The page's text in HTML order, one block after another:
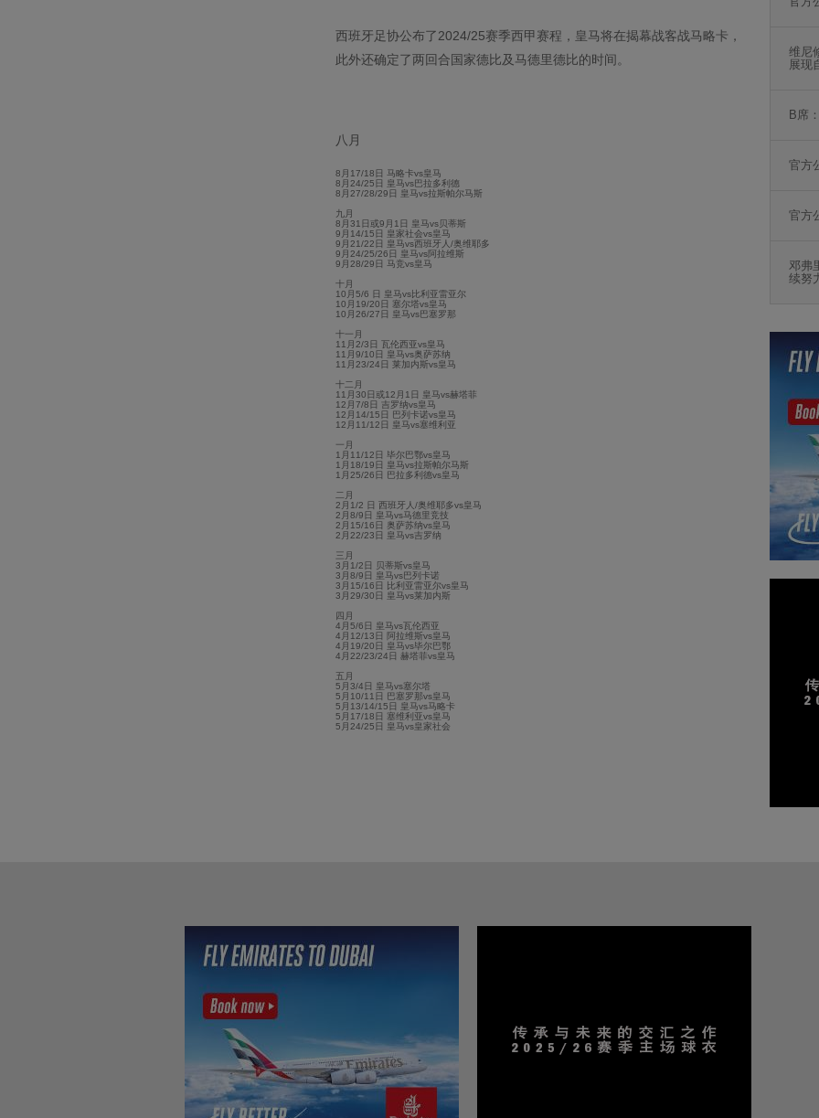
西班牙足协公布了2024/25赛季西甲赛程，皇马将在揭幕战客战马略卡，
此外还确定了两回合国家德比及马德里德比的时间。
八月
8月17/18日 马略卡vs皇马
8月24/25日 皇马vs巴拉多利德
8月27/28/29日 皇马vs拉斯帕尔马斯
九月
8月31日或9月1日 皇马vs贝蒂斯
9月14/15日 皇家社会vs皇马
9月21/22日 皇马vs西班牙人/奥维耶多
9月24/25/26日 皇马vs阿拉维斯
9月28/29日 马竞vs皇马
十月
10月5/6 日 皇马vs比利亚雷亚尔
10月19/20日 塞尔塔vs皇马
10月26/27日 皇马vs巴塞罗那
十一月
11月2/3日 瓦伦西亚vs皇马
11月9/10日 皇马vs奥萨苏纳
11月23/24日 莱加内斯vs皇马
十二月
11月30日或12月1日 皇马vs赫塔菲
12月7/8日 吉罗纳vs皇马
12月14/15日 巴列卡诺vs皇马
12月11/12日 皇马vs塞维利亚
一月
1月11/12日 毕尔巴鄂vs皇马
1月18/19日 皇马vs拉斯帕尔马斯
1月25/26日 巴拉多利德vs皇马
二月
2月1/2 日 西班牙人/奥维耶多vs皇马
2月8/9日 皇马vs马德里竞技
2月15/16日 奥萨苏纳vs皇马
2月22/23日 皇马vs吉罗纳
三月
3月1/2日 贝蒂斯vs皇马
3月8/9日 皇马vs巴列卡诺
3月15/16日 比利亚雷亚尔vs皇马
3月29/30日 皇马vs莱加内斯
四月
4月5/6日 皇马vs瓦伦西亚
4月12/13日 阿拉维斯vs皇马
4月19/20日 皇马vs毕尔巴鄂
4月22/23/24日 赫塔菲vs皇马
五月
5月3/4日 皇马vs塞尔塔
5月10/11日 巴塞罗那vs皇马
5月13/14/15日 皇马vs马略卡
5月17/18日 塞维利亚vs皇马
5月24/25日 皇马vs皇家社会
维尼
展现
B席
官方
官方
邓弗
续努